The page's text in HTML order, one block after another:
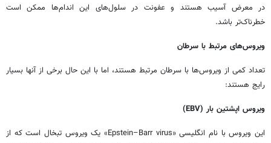
در معرض آسیب هستند و عفونت در سلول‌های این اندام‌ها ممکن است
خطرناک‌تر باشد.
ویروس‌های مرتبط با سرطان
تعداد کمی از ویروس‌ها با سرطان مرتبط هستند، اما با این حال برخی از آنها بسیار
رایج هستند:
ویروس اپشتین بار (EBV
)
این ویروس با نام انگلیسی «Epstein–Barr virus» یک ویروس تبخال است که از